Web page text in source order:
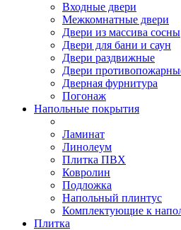
Входные двери
Межкомнатные двери
Двери из массива сосны
Двери для бани и саун
Двери раздвижные
Двери
Дверная фурнитура
Погонаж
Напольные покрытия
Ламинат
Линолеум
Плитка ПВХ
Ковролин
Подложка
Напольный плинтус
Комплектующие к
Плитка